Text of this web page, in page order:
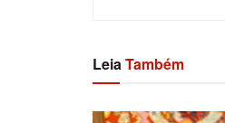
LeiaTambém